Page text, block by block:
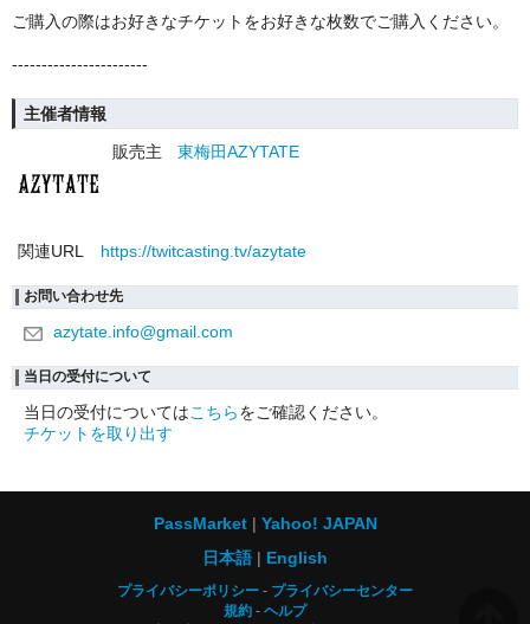
ご購入の際はお好きなチケットをお好きな枚数でご購入ください。
-----------------------
主催者情報
販売主
東梅田AZYTATE
関連URL https://twitcasting.tv/azytate
お問い合わせ先
azytate.info@gmail.com
当日の受付について
当日の受付についてはこちらをご確認ください。
チケットを取り出す
PassMarket
Yahoo! JAPAN
日本語
English
プライバシーポリシー
プライバシーセンター
規約
ヘルプ